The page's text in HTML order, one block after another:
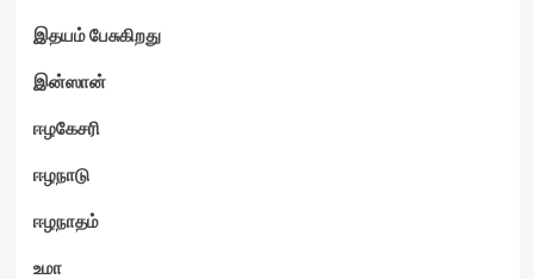
இதயம் பேசுகிறது
இன்ஸான்
ஈழகேசரி
ஈழநாடு
ஈழநாதம்
உமா